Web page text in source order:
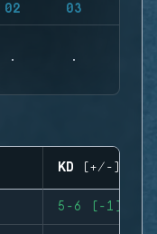
02 03
KD (+/-)
5-6 (-1)